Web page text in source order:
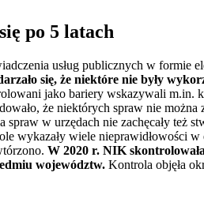
po 5 latach
usług publicznych w formie
się, że niektóre nie były
jako bariery wskazywali m.in.
że niektórych spraw nie
w urzędach nie zachęcały też
wykazały wiele nieprawidłowości
W 2020 r. NIK
województw. Kontrola objęła